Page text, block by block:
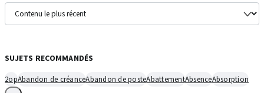
SUJETS RECOMMANDÉS
2opAbandon de créanceAbandon de posteAbattementAbsenceAbsorption